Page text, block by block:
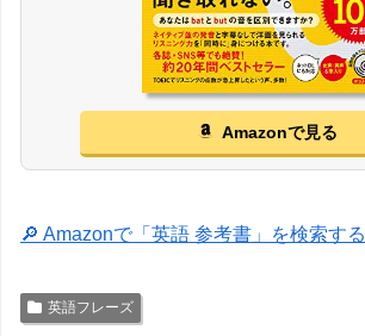
Amazonで見る
🔎 Amazonで「英語 参考書」を検索する
英語フレーズ